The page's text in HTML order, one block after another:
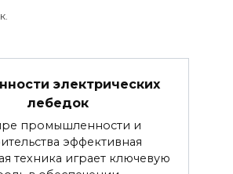
электрических
лебедок
промышленности и
эффективная
техника играет ключевую